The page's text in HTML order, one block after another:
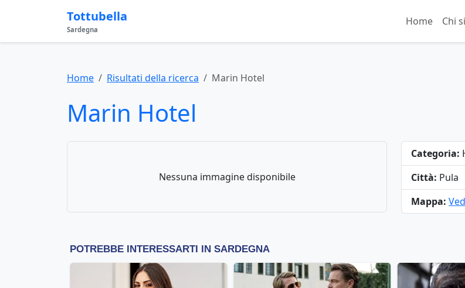
Tottubella
Sardegna
Home Chi
Home Risultati della ricerca Marin Hotel
Marin Hotel
Nessuna immagine disponibile
Categoria:
Città: Pula
Mappa: